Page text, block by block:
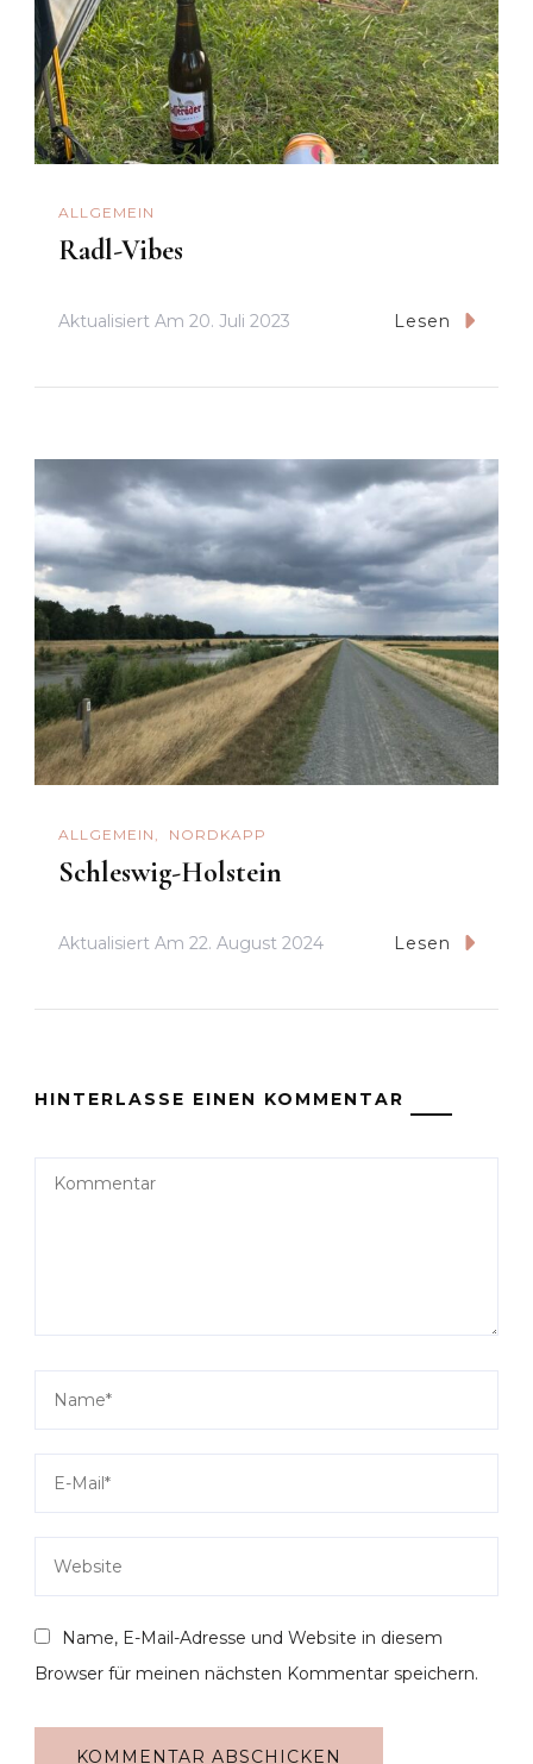
ALLGEMEIN
Radl-Vibes
Aktualisiert Am 20. Juli 2023 Lesen
ALLGEMEIN NORDKAPP
Schleswig-Holstein
Aktualisiert Am 22. August 2024 Lesen
HINTERLASSE EINEN KOMMENTAR
Name, E-Mail-Adresse und Website in diesem
Browser für meinen nächsten Kommentar speichern.